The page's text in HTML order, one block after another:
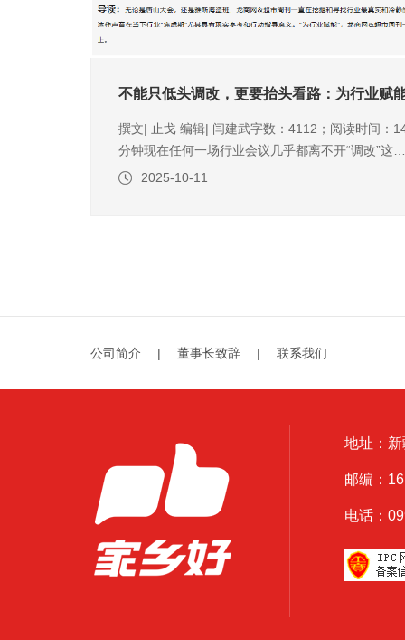
不能只低头调改，更要抬头看路：为行业赋
撰文| 止戈 编辑| 闫建武字数：4112；阅读时间：
分钟现在任何一场行业会议几乎都离不开“调改”这个
话题，但对于调改是“无脑”吹捧、盲目上马，还是冷
2025-10-11
公司简介 | 董事长致辞 | 联系我们
地址：
邮编：
电话：